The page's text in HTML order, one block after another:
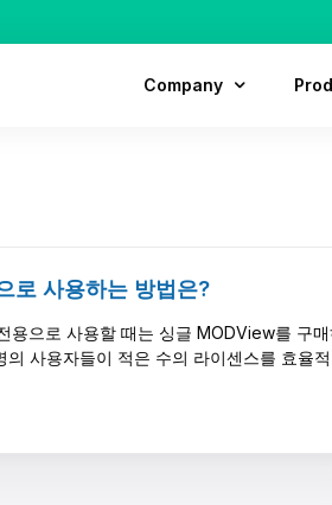
Company
Location
로 사용하는 방법은?
용으로 사용할 때는 싱글 MODView를 구매
의 사용자들이 적은 수의 라이센스를 효율